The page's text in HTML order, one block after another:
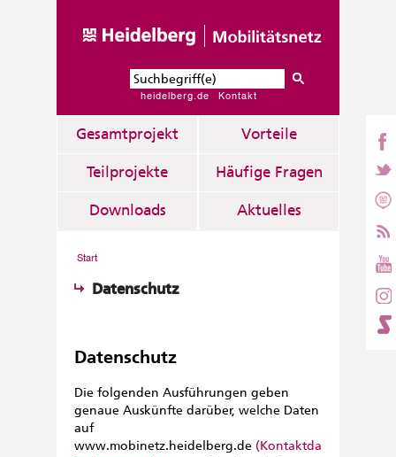
heidelberg.de Kontakt
Gesamtprojekt Vorteile
Teilprojekte Häufige Fragen
Downloads Aktuelles
Start
Datenschutz
Datenschutz
Die folgenden Ausführungen geben
genaue Auskünfte darüber, welche Daten
auf
www.mobinetz.heidelberg.de (Kontaktdaten